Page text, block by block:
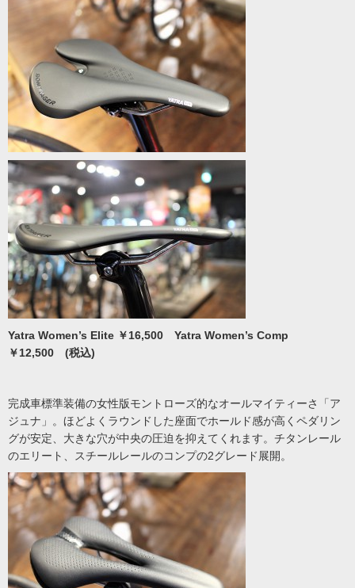
Yatra Women’s Elite ￥16,500 Yatra Women’s Comp
￥12,500 (税込)
完成車標準装備の女性版モントローズ的なオールマイティーさ「ア
ジュナ」。ほどよくラウンドした座面でホールド感が高くペダリン
グが安定、大きな穴が中央の圧迫を抑えてくれます。チタンレール
のエリート、スチールレールのコンプの2グレード展開。